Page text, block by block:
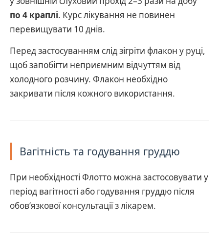
по 4 краплі. Курс лікування не повинен
перевищувати 10 днів.
Перед застосуванням слід зігріти флакон у руці,
щоб запобігти неприємним відчуттям від
холодного розчину. Флакон необхідно
закривати після кожного використання.
Вагітність та годування груддю
При необхідності Флотто можна застосовувати у
період вагітності або годування груддю після
обов’язкової консультації з лікарем.